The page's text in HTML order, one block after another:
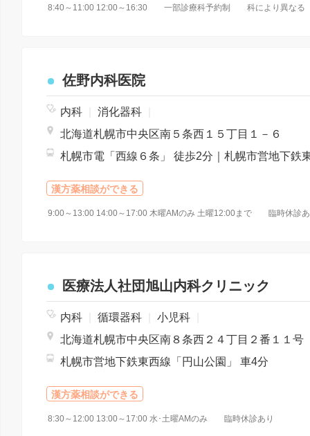
8:40～11:00 12:00～16:30 一部診療科予約制 科により異な
佐野内科医院
内科 消化器科
北海道札幌市中央区南５条西１５丁目１－６
漢方薬相談ができる
9:00～13:00 14:00～17:00 木曜AMのみ 土曜12:00まで 臨時休診
医療法人社団旭山内科クリニック
内科 循環器科 小児科
北海道札幌市中央区南８条西２４丁目２番１１号
札幌市営地下鉄東西線「円山公園」 車4分
漢方薬相談ができる
8:30～12:00 13:00～17:00 水･土曜AMのみ 臨時休診あり